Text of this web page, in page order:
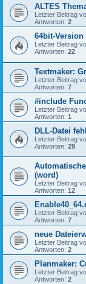
ALTES
Letzter Beitrag
Antworten: 2
64bit-Version
Letzter Beitrag
Antworten: 22
Textmaker:
Letzter Beitrag
Antworten: 7
#include
Letzter Beitrag
Antworten: 1
DLL-Datei
Letzter Beitrag
Antworten: 29
(word)
Letzter Beitrag
Antworten: 12
Letzter Beitrag
Antworten: 7
neue
Letzter Beitrag
Antworten: 2
Planmaker:
Letzter Beitrag
Antworten: 2